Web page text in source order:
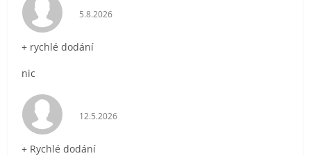
Hodnocení obchodu je 5 z 5 hvězdiček.
5.8.2026
+ rychlé dodání
nic
Hodnocení obchodu je 5 z 5 hvězdiček.
12.5.2026
+ Rychlé dodání